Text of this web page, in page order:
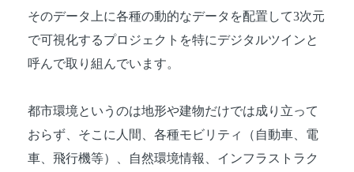
そのデータ上に各種の動的なデータを配置して3次元
で可視化するプロジェクトを特にデジタルツインと
呼んで取り組んでいます。
都市環境というのは地形や建物だけでは成り立って
おらず、そこに人間、各種モビリティ（自動車、電
車、飛行機等）、自然環境情報、インフラストラク